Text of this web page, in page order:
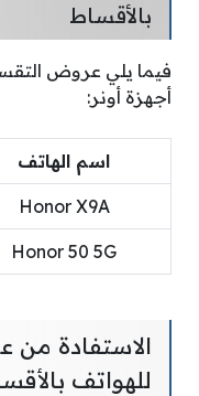
بالأقساط
فيما يلي عروض
أجهزة أونر:
اسم الهاتف
Honor X9A
Honor 50 5G
الاستفادة من
للهواتف